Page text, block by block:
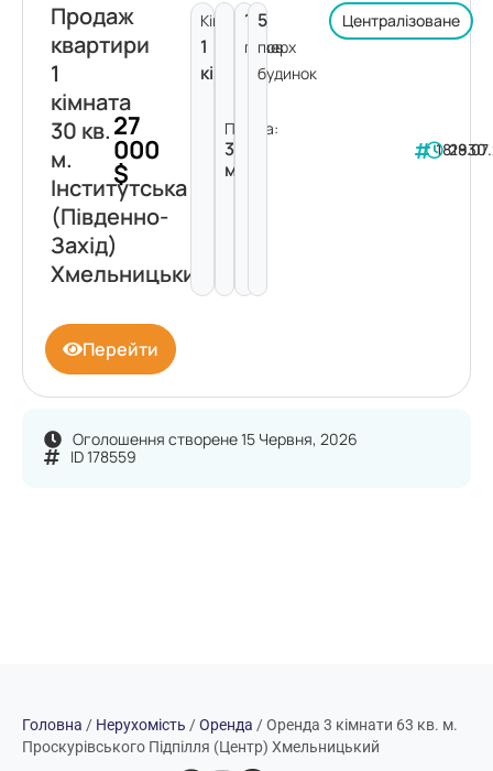
Оголошення створене 15 Червня, 2026
ID 178559
Продаж
квартири
1
кімната
30 кв.
м.
Інститутська
(Південно-
Захід)
Хмельницький
27
000
$
Кімнат:
1
кімната
Площа:
30
м²
1
поверх
5
пов.
будинок
Централізоване
181930
Перейти
Головна / Нерухомість /Оренда /Оренда 3 кімнати 63 кв. м.
Проскурівського Підпілля (Центр) Хмельницький